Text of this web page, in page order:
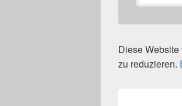
Diese
zu reduzieren.